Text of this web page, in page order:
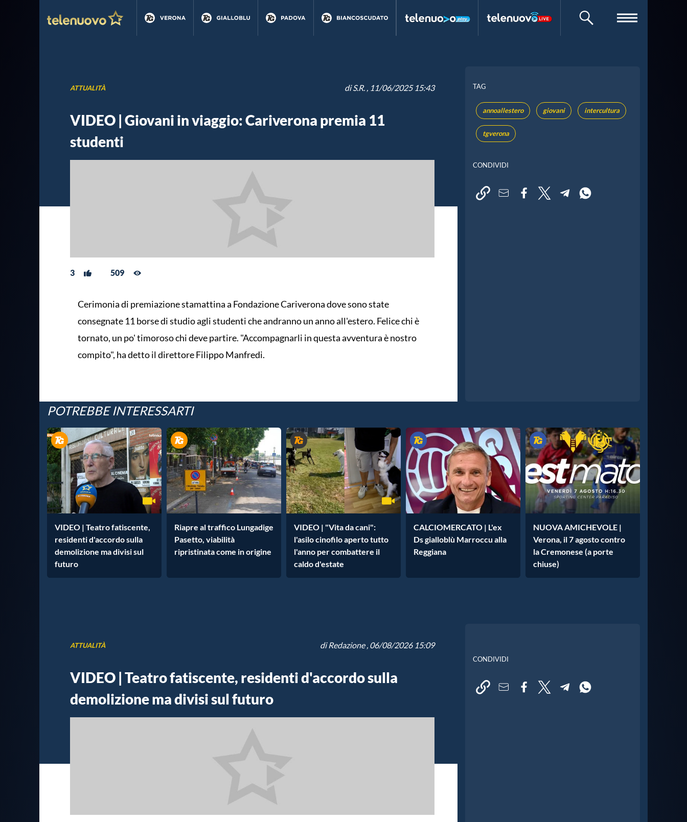
CERCA
ATTUALITÀ diS.R. , 11/06/2025 15:43
VIDEO | Giovani in viaggio: Cariverona premia 11
studenti
3 509
Cerimonia di premiazione stamattina a Fondazione Cariverona dove sono state
consegnate 11 borse di studio agli studenti che andranno un anno all'estero. Felice chi è
tornato, un po' timoroso chi deve partire. "Accompagnarli in questa avventura è nostro
compito", ha detto il direttore Filippo Manfredi.
TAG
annoallestero giovani intercultura
tgverona
CONDIVIDI
POTREBBE INTERESSARTI
VIDEO | Teatro fatiscente,
residenti d'accordo sulla
demolizione ma divisi sul
futuro
Riapre al traffico Lungadige
Pasetto, viabilità
ripristinata come in origine
VIDEO | "Vita da cani":
l'asilo cinofilo aperto tutto
l'anno per combattere il
caldo d'estate
CALCIOMERCATO | L'ex
Ds gialloblù Marroccu alla
Reggiana
NUOVA AMICHEVOLE |
Verona, il 7 agosto contro
la Cremonese (a porte
chiuse)
ATTUALITÀ diRedazione, 06/08/2026 15:09
VIDEO | Teatro fatiscente, residenti d'accordo sulla
demolizione ma divisi sul futuro
CONDIVIDI